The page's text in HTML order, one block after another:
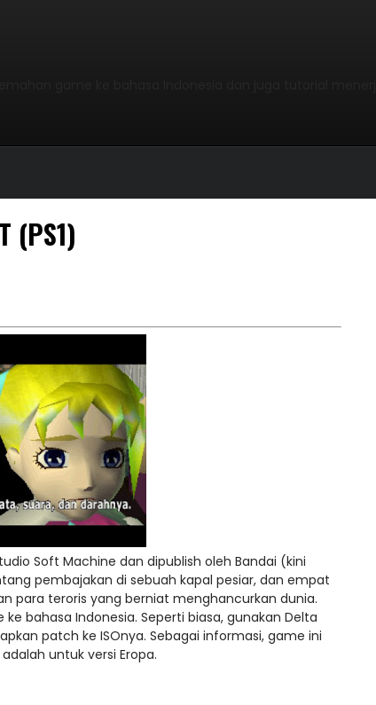
(PS1)
Soft Machine dan dipublish oleh Bandai (kini
pembajakan di sebuah kapal pesiar, dan empat
para teroris yang berniat menghancurkan dunia.
bahasa Indonesia. Seperti biasa, gunakan Delta
patch ke ISOnya. Sebagai informasi, game ini
untuk versi Eropa.